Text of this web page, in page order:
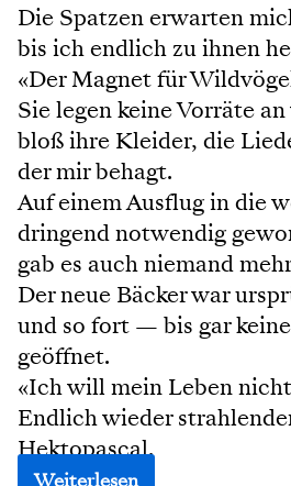
Die Spatzen erwarten
bis ich endlich zu ihnen
«Der Magnet für
Sie legen keine Vorräte
bloß ihre Kleider, die
der mir behagt.
Auf einem Ausflug in die
dringend notwendig
gab es auch niemand
Der neue Bäcker war
und so fort — bis gar
geöffnet.
«Ich will mein Leben
Endlich wieder
Hektopascal.
Weiterlesen